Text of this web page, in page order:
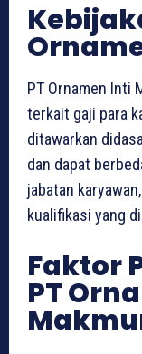
PT Ornamen Inti
terkait gaji para
ditawarkan
dan dapat
jabatan
kualifikasi yang
Faktor
PT